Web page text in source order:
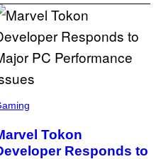
Tokon
Responds to